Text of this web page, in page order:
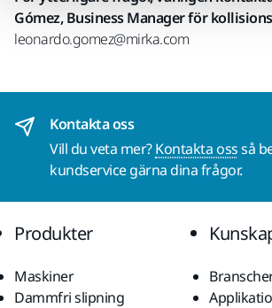
Gómez, Business Manager för
leonardo.gomez@mirka.com
Kontakta oss
Vill du veta mer?Kontakta ossså
kundservice gärna dina frågor.
Produkter
Maskiner
Dammfri slipning